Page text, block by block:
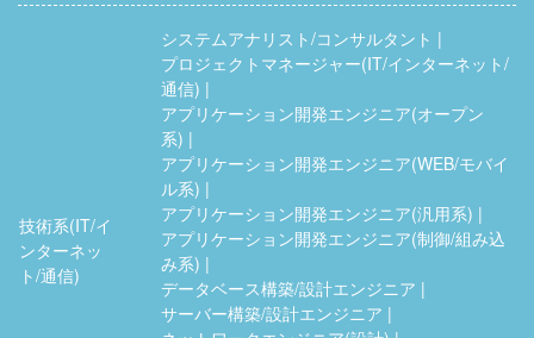
技術系(IT/イ
ンターネッ
ト/通信)
システムアナリスト/コンサルタント
プロジェクトマネージャー(IT/インターネット/
通信)
アプリケーション開発エンジニア(オープン
系)
アプリケーション開発エンジニア(WEB/モバイ
ル系)
アプリケーション開発エンジニア(汎用系)
アプリケーション開発エンジニア(制御/組み込
み系)
データベース構築/設計エンジニア
サーバー構築/設計エンジニア